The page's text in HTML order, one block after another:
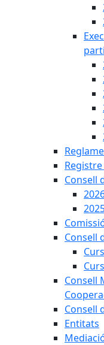
Consell
Consell
Consell
Consell
Entitats